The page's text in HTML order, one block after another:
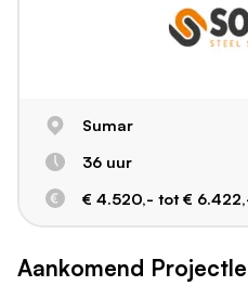
Sumar
36 uur
€ 4.520,- tot €
Aankomend